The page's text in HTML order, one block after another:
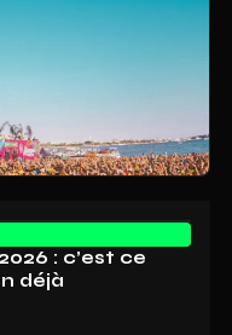
: c’est ce
déjà